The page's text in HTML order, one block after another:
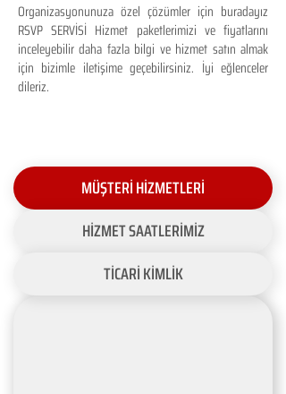
Organizasyonunuza özel çözümler için buradayız
RSVP SERVİSİ Hizmet paketlerimizi ve fiyatlarını
inceleyebilir daha fazla bilgi ve hizmet satın almak
için bizimle iletişime geçebilirsiniz. İyi eğlenceler
dileriz.
MÜŞTERİ HİZMETLERİ
HİZMET SAATLERİMİZ
TİCARİ KİMLİK